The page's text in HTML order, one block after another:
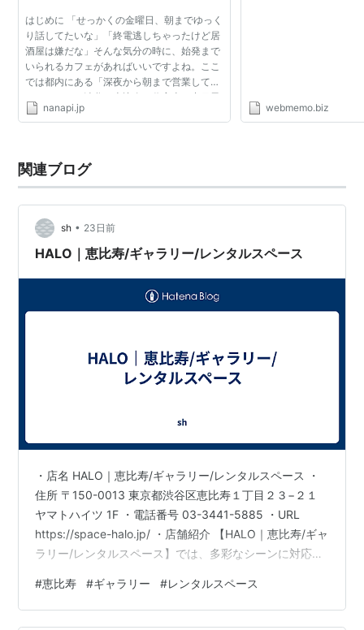
はじめに 「せっかくの金曜日、朝までゆっく
り話してたいな」「終電逃しちゃったけど居
酒屋は嫌だな」そんな気分の時に、始発まで
いられるカフェがあればいいですよね。ここ
では都内にある「深夜から朝まで営業してい
るカフェ」を渋谷・恵比寿・代官山・中目黒
の最寄り駅別にまとめました。 お酒を飲んで
nanapi.jp webmemo.biz
関連ブログ
sh • 23日前
HALO｜恵比寿/ギャラリー/レンタルスペース
・店名 HALO｜恵比寿/ギャラリー/レンタルスペース ・
住所 〒150-0013 東京都渋谷区恵比寿１丁目２３−２１
ヤマトハイツ 1F ・電話番号 03-3441-5885 ・URL
https://space-halo.jp/ ・店舗紹介 【HALO｜恵比寿/ギャ
ラリー/レンタルスペース】では、多彩なシーンに対応で
利便性を活かし、ギャラリーとしての展示やレンタルス
ペースとしての会議や撮影にも最適な環境が整っていま
#恵比寿 #ギャラリー #レンタルスペース